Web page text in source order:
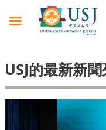
USJ的最新新